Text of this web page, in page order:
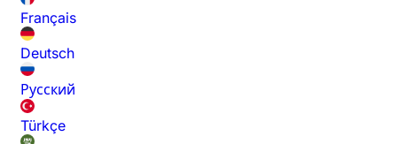
Français
Deutsch
Русский
Türkçe